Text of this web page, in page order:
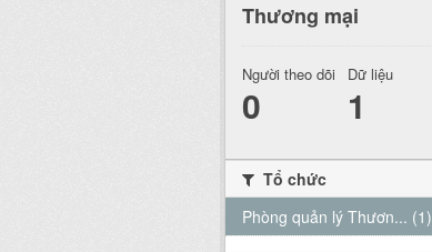
Thương mại
Người theo dõi
0
Dữ liệu
1
Tổ chức
Phòng quản lý Thươn... (1)